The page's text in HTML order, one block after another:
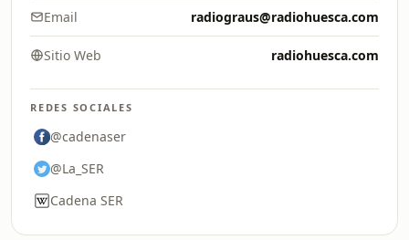
Email radiograus@radiohuesca.com
Sitio Web radiohuesca.com
REDES SOCIALES
@cadenaser
@La_SER
Cadena SER